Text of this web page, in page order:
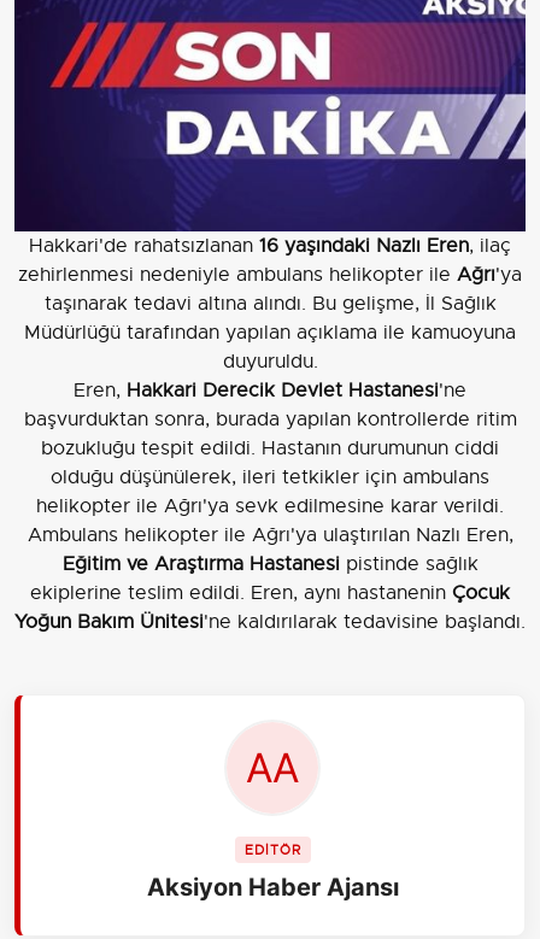
Hakkari'de rahatsızlanan 16 yaşındaki Nazlı Eren, ilaç
zehirlenmesi nedeniyle ambulans helikopter ile Ağrı'ya
taşınarak tedavi altına alındı. Bu gelişme, İl Sağlık
Müdürlüğü tarafından yapılan açıklama ile kamuoyuna
duyuruldu.
Eren, Hakkari Derecik Devlet Hastanesi'ne
başvurduktan sonra, burada yapılan kontrollerde ritim
bozukluğu tespit edildi. Hastanın durumunun ciddi
olduğu düşünülerek, ileri tetkikler için ambulans
helikopter ile Ağrı'ya sevk edilmesine karar verildi.
Ambulans helikopter ile Ağrı'ya ulaştırılan Nazlı Eren,
Eğitim ve Araştırma Hastanesipistinde sağlık
ekiplerine teslim edildi. Eren, aynı hastanenin Çocuk
Yoğun Bakım Ünitesi'ne kaldırılarak tedavisine başlandı.
EDİTÖR
Aksiyon Haber Ajansı